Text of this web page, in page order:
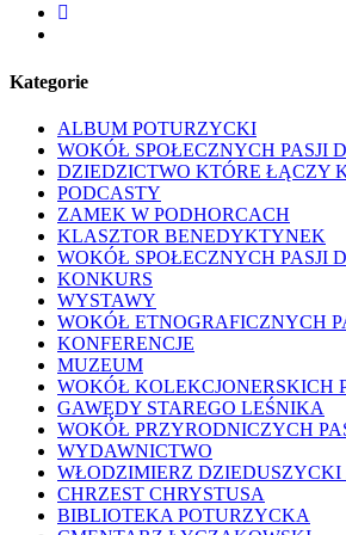
facebook
Kategorie
ALBUM POTURZYCKI
WOKÓŁ SPOŁECZNYCH PASJI
DZIEDZICTWO KTÓRE ŁĄCZY
PODCASTY
ZAMEK W PODHORCACH
KLASZTOR BENEDYKTYNEK
WOKÓŁ SPOŁECZNYCH PASJI
KONKURS
WYSTAWY
WOKÓŁ ETNOGRAFICZNYCH
KONFERENCJE
MUZEUM
WOKÓŁ KOLEKCJONERSKICH
GAWĘDY STAREGO LEŚNIKA
WOKÓŁ PRZYRODNICZYCH
WYDAWNICTWO
WŁODZIMIERZ DZIEDUSZYCKI
CHRZEST CHRYSTUSA
BIBLIOTEKA POTURZYCKA